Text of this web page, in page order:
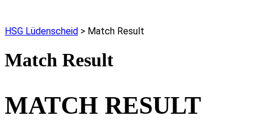
HSG Lüdenscheid > Match Result
Match Result
MATCH RESULT